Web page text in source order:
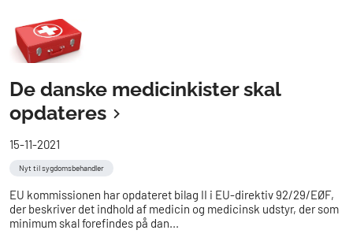
De danske medicinkister skal
opdateres
15-11-2021
Nyt til sygdomsbehandler
EU kommissionen har opdateret bilag II i EU-direktiv 92/29/EØF,
der beskriver det indhold af medicin og medicinsk udstyr, der som
minimum skal forefindes på dan...